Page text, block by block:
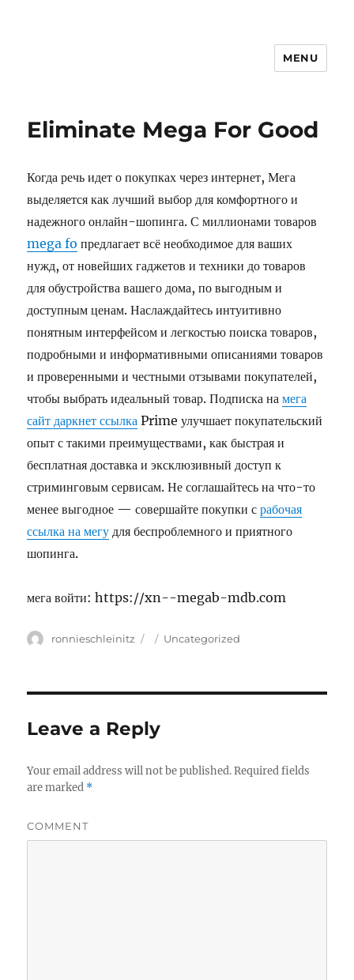
MENU
Eliminate Mega For Good
Когда речь идет о покупках через интернет, Мега
выделяется как лучший выбор для комфортного и
надежного онлайн-шопинга. С миллионами товаров
mega fo предлагает всё необходимое для ваших
нужд, от новейших гаджетов и техники до товаров
для обустройства вашего дома, по выгодным и
доступным ценам. Наслаждайтесь интуитивно
понятным интерфейсом и легкостью поиска товаров,
подробными и информативными описаниями товаров
и проверенными и честными отзывами покупателей,
чтобы выбрать идеальный товар. Подписка намега
сайт даркнет ссылка Prime улучшает покупательский
опыт с такими преимуществами, как быстрая и
бесплатная доставка и эксклюзивный доступ к
стриминговым сервисам. Не соглашайтесь на что-то
менее выгодное — совершайте покупки срабочая
ссылка на мегу для беспроблемного и приятного
шопинга.
мега войти: https://xn--megab-mdb.com
Author
ronnieschleinitz
Posted
Categories
Uncategorized
Leave a Reply
Your email address will not be published.Required fields
are marked *
COMMENT